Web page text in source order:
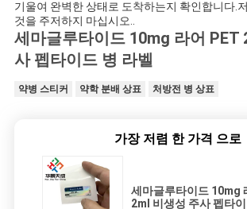
기울여 완벽한 상태로 도착하는지 확인합니다.
것을 주저하지 마십시오..
세마글루타이드 10mg 라어 PET
사 펩타이드 병 라벨
약병 스티커 약학 분배 상표 처방전 병 상표
가장 저렴 한 가격 으로
세마글루타이드 10mg
2ml 비생성 주사 펩타